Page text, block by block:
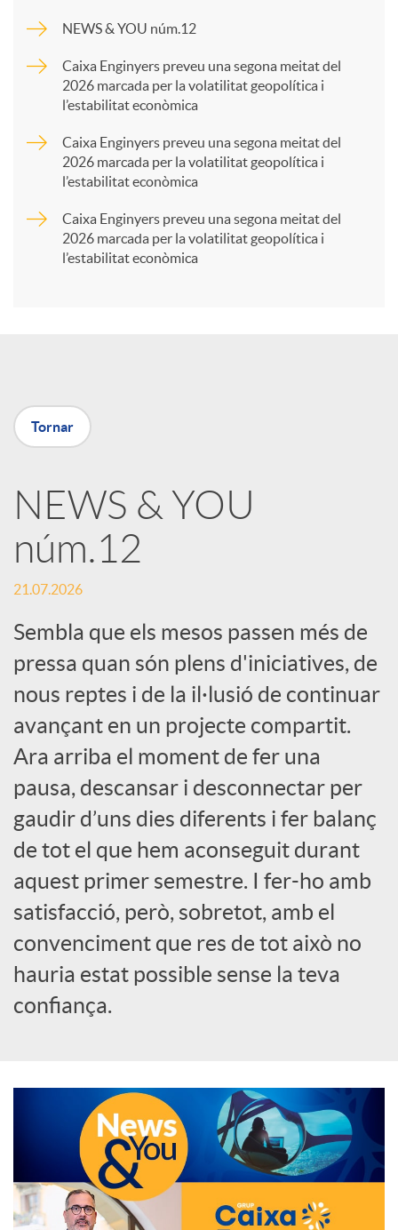
p
a
a
r
x
e
s
S
o
c
i
l
s
NEWS & YOU núm.12
Caixa Enginyers preveu una segona meitat del
2026 marcada per la volatilitat geopolítica i
l’estabilitat econòmica
Caixa Enginyers preveu una segona meitat del
2026 marcada per la volatilitat geopolítica i
l’estabilitat econòmica
Caixa Enginyers preveu una segona meitat del
2026 marcada per la volatilitat geopolítica i
l’estabilitat econòmica
Tornar
NEWS & YOU
núm.12
21.07.2026
Sembla que els mesos passen més de
pressa quan són plens d'iniciatives, de
nous reptes i de la il·lusió de continuar
avançant en un projecte compartit.
Ara arriba el moment de fer una
pausa, descansar i desconnectar per
gaudir d’uns dies diferents i fer balanç
de tot el que hem aconseguit durant
aquest primer semestre. I fer-ho amb
satisfacció, però, sobretot, amb el
convenciment que res de tot això no
hauria estat possible sense la teva
confiança.